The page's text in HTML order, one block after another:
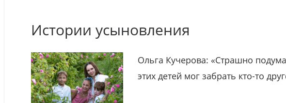
Истории усыновления
Ольга Кучерова: «Страшно
этих детей мог забрать кто-то